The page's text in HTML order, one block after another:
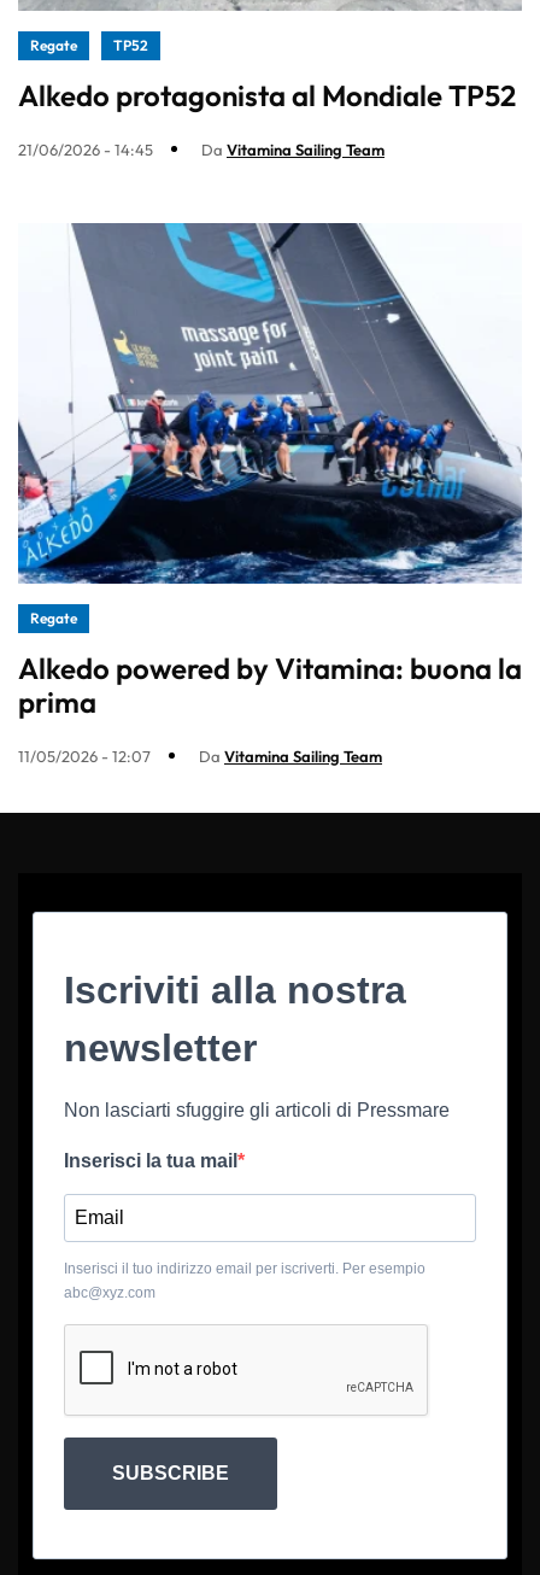
Regate TP52
Alkedo protagonista al Mondiale TP52
21/06/2026 - 14:45 Da Vitamina Sailing Team
Regate
Alkedo powered by Vitamina: buona la
prima
11/05/2026 - 12:07 Da Vitamina Sailing Team
Iscriviti alla nostra
newsletter
Non lasciarti sfuggire gli articoli di Pressmare
Inserisci la tua mail
Inserisci il tuo indirizzo email per iscriverti. Per esempio
abc@xyz.com
SUBSCRIBE